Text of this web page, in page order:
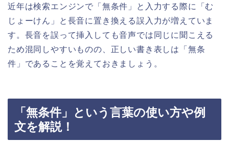
近年は検索エンジンで「無条件」と入力する際に「む
じょーけん」と長音に置き換える誤入力が増えていま
す。長音を誤って挿入しても音声では同じに聞こえる
ため混同しやすいものの、正しい書き表しは「無条
件」であることを覚えておきましょう。
「無条件」という言葉の使い方や例
文を解説！